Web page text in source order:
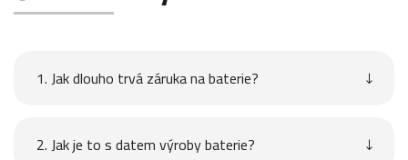
1. Jak dlouho trvá záruka na baterie?
2. Jak je to s datem výroby baterie?